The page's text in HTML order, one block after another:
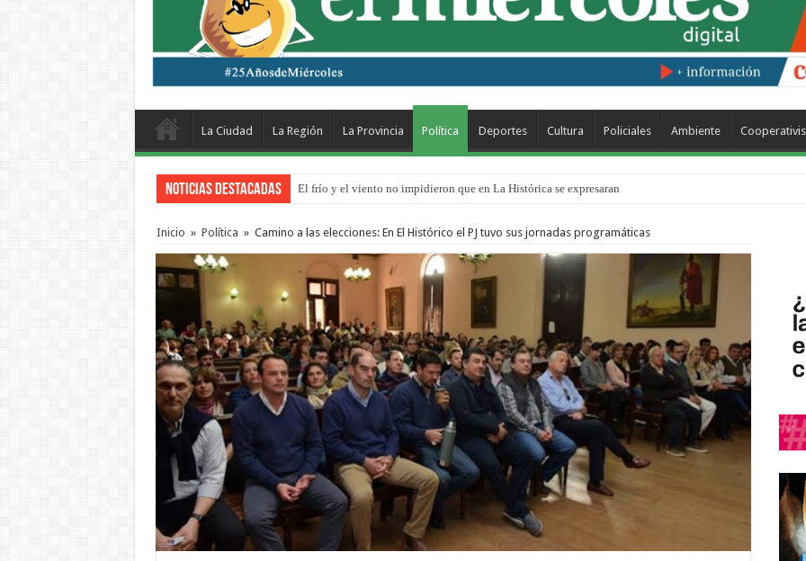
La Ciudad La Región La Provincia Política Deportes Cultura Policiales Ambiente
Noticias Destacadas El frío y el viento no impidieron que en La Histórica se expresaran
OSER: Frigerio aseguró que mejoraron el servicio, redujeron el déficit en un 30% y anunció un
Inicio » Política » Camino a las elecciones: En El Histórico el PJ tuvo sus jornadas programáticas